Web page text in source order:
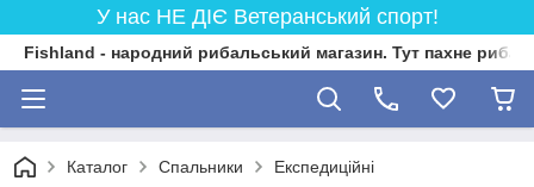
У нас НЕ ДІЄ Ветеранський спорт!
Fishland - народний рибальський магазин. Тут пахне
Каталог Спальники Експедиційні